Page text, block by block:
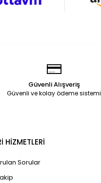
Güvenli Alışveriş
Güvenli ve kolay ödeme sistemi
HİZMETLERİ
Sorular